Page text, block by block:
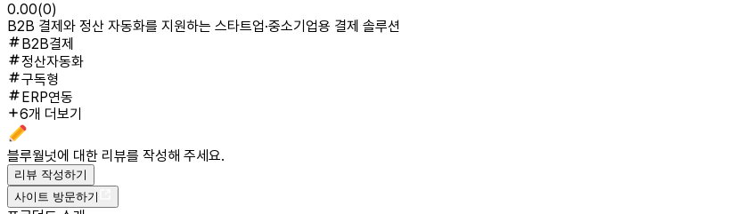
0.00(0)
B2B 결제와 정산 자동화를 지원하는 스타트업·중소기업용 결제 솔루션
B2B결제
정산자동화
구독형
ERP연동
6개 더보기
블루월넛에 대한 리뷰를 작성해 주세요.
리뷰 작성하기
사이트 방문하기